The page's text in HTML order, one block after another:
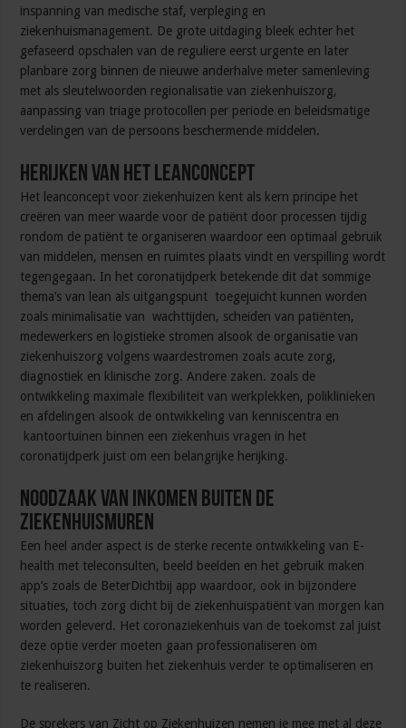
inspanning van medische staf, verpleging en
ziekenhuismanagement. De grote uitdaging bleek echter het
gefaseerd opschalen van de reguliere eerst urgente en later
planbare zorg binnen de nieuwe anderhalve meter samenleving
met als sleutelwoorden regionalisatie van ziekenhuiszorg,
aanpassing van triage protocollen per periode en beleidsmatige
verdelingen van de persoons beschermende middelen.
Herijken van het leanconcept
Het leanconcept voor ziekenhuizen kent als kern principe het
creëren van meer waarde voor de patiënt door processen tijdig
rondom de patiënt te organiseren waardoor een optimaal gebruik
van middelen, mensen en ruimtes plaats vindt en verspilling wordt
tegengegaan. In het coronatijdperk betekende dit dat sommige
thema’s van lean als uitgangspunt toegejuicht kunnen worden
zoals minimalisatie van wachttijden, scheiden van patiënten,
medewerkers en logistieke stromen alsook de organisatie van
ziekenhuiszorg volgens waardestromen zoals acute zorg,
diagnostiek en klinische zorg. Andere zaken. zoals de
ontwikkeling maximale flexibiliteit van werkplekken, poliklinieken
en afdelingen alsook de ontwikkeling van kenniscentra en
kantoortuinen binnen een ziekenhuis vragen in het
coronatijdperk juist om een belangrijke herijking.
Noodzaak van inkomen buiten de
ziekenhuismuren
Een heel ander aspect is de sterke recente ontwikkeling van E-
health met teleconsulten, beeld beelden en het gebruik maken
app’s zoals de BeterDichtbij app waardoor, ook in bijzondere
situaties, toch zorg dicht bij de ziekenhuispatiënt van morgen kan
worden geleverd. Het coronaziekenhuis van de toekomst zal juist
deze optie verder moeten gaan professionaliseren om
ziekenhuiszorg buiten het ziekenhuis verder te optimaliseren en
te realiseren.
De sprekers van Zicht op Ziekenhuizen nemen je mee met al deze